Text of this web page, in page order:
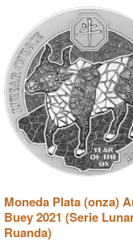
Moneda Plata (onza)
Buey 2021 (Serie
Ruanda)